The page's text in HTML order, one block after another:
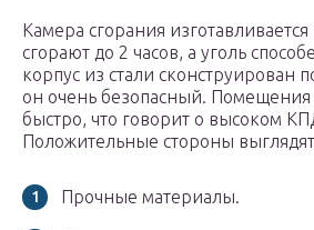
Камера сгорания изготавливается
сгорают до 2 часов, а уголь
корпус из стали сконструирован
он очень безопасный. Помещения
быстро, что говорит о высоком
Положительные стороны выглядят
Прочные материалы.